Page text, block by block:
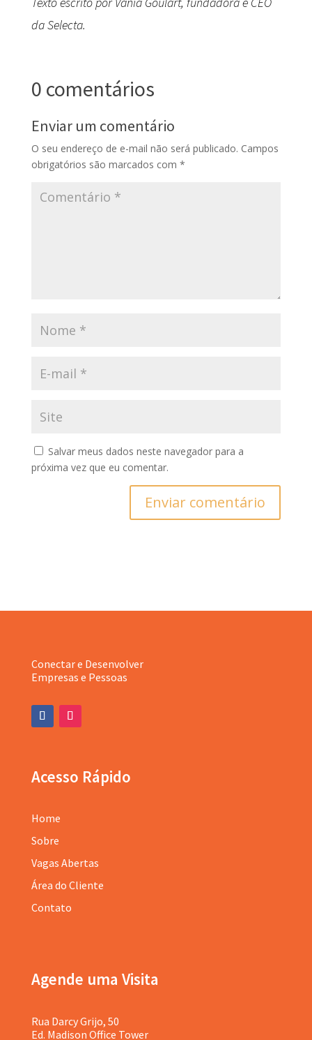
da Selecta.
0 comentários
Enviar um comentário
O seu endereço de e-mail não será publicado. Campos
obrigatórios são marcados com *
Salvar meus dados neste navegador para a
próxima vez que eu comentar.
Enviar comentário
Conectar e Desenvolver
Empresas e Pessoas
Acesso Rápido
Home
Sobre
Vagas Abertas
Área do Cliente
Contato
Agende uma Visita
Rua Darcy Grijo, 50
Ed. Madison Office Tower